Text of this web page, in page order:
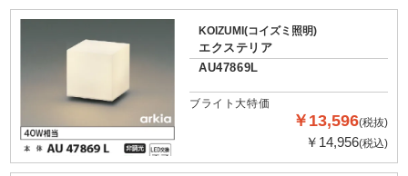
KOIZUMI(コイズミ照明)
エクステリア
AU47869L
ブライト大特価
￥13,596(税抜)
￥14,956(税込)